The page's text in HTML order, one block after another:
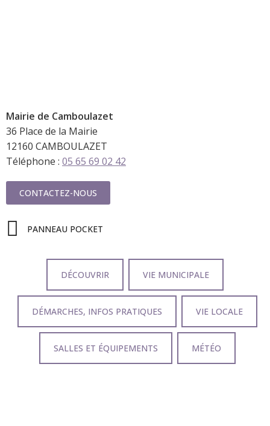
Mairie de Camboulazet
36 Place de la Mairie
12160 CAMBOULAZET
Téléphone : 05 65 69 02 42
CONTACTEZ-NOUS
PANNEAU POCKET
DÉCOUVRIR VIE MUNICIPALE
DÉMARCHES, INFOS PRATIQUES VIE LOCALE
SALLES ET ÉQUIPEMENTS MÉTÉO